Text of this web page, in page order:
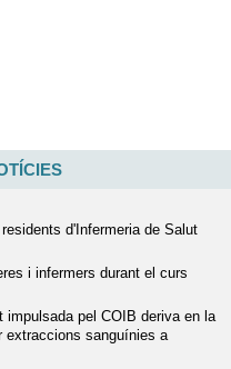
d'Infermeria de Salut
i infermers durant el curs
impulsada pel COIB deriva en la
extraccions sanguínies a